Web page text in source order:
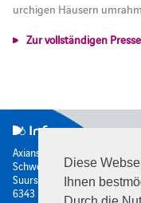
Diese
Ihnen
urchigen Häusern
Zur vollständigen
Axians Infoma
Schweiz AG
Suurstoffi 22
6343
Rütistrasse
8952